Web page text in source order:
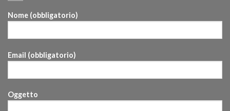
Nome (obbligatorio)
Email (obbligatorio)
Oggetto